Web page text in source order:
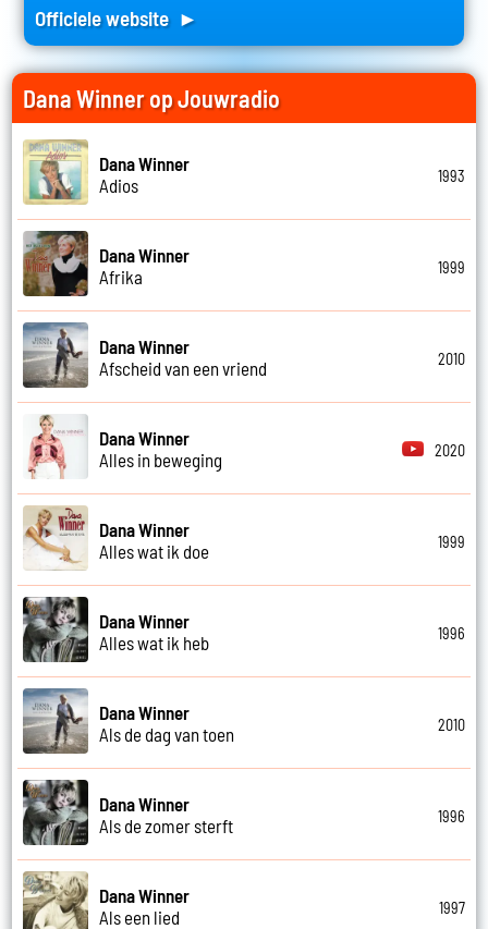
Officiele website ►
Dana Winner op Jouwradio
Dana Winner
Adios
1993
Dana Winner
Afrika
1999
Dana Winner
Afscheid van een vriend
2010
Dana Winner
Alles in beweging
2020
Dana Winner
Alles wat ik doe
1999
Dana Winner
Alles wat ik heb
1996
Dana Winner
Als de dag van toen
2010
Dana Winner
Als de zomer sterft
1996
Dana Winner
Als een lied
1997